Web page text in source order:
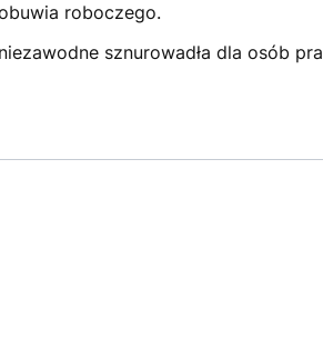
roboczego.
sznurowadła dla osób